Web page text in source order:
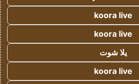
koora live
koora live
يلا شوت
koora live